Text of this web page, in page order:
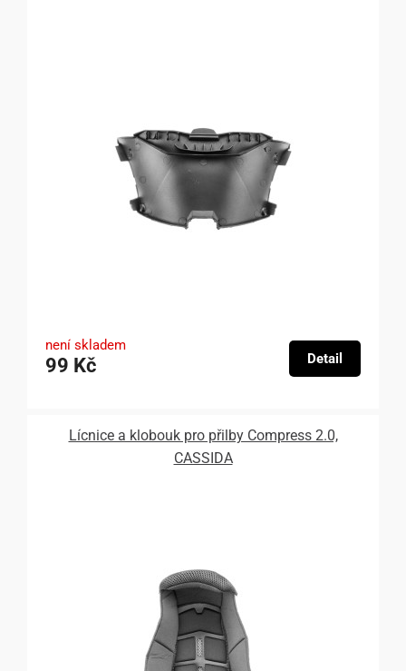
není skladem
99 Kč Detail
Lícnice a klobouk pro přilby Compress 2.0,
CASSIDA